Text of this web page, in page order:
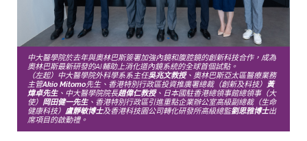
中大醫學院於去年與奧林巴斯簽署加強內鏡和腹腔鏡的創新科技合作，成為
奧林巴斯最新研發的AI輔助上消化道內鏡系統的全球首個試點。
（左起）中大醫學院外科學系系主任吳兆文教授、奧林巴斯亞太區醫療業務
主管Akio Mitomo先生、香港特別行政區投資推廣署總裁（創新及科技） 黃
煒卓先生、中大醫學院院長趙偉仁教授、日本國駐香港總領事館總領事（大
使） 岡田健一先生、香港特別行政區引進重點企業辦公室高級副總裁（生命
健康科技） 盧靜敏博士及香港科技園公司轉化研發所高級總監劉思雅博士出
席項目的啟動禮。